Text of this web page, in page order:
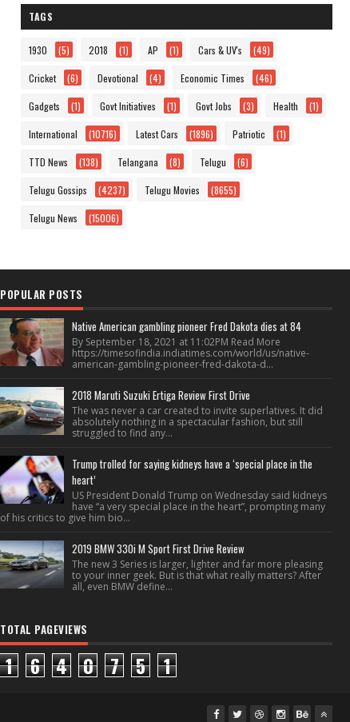
TAGS
1930 (5) 2018 (1) AP (1) Cars & UV's (49)
Cricket (6) Devotional (4) Economic Times (46)
Gadgets (1) Govt Initiatives (1) Govt Jobs (3) Health (1)
International (10716) Latest Cars (1896) Patriotic (1)
TTD News (138) Telangana (8) Telugu (6)
Telugu Gossips (4237) Telugu Movies (8655)
Telugu News (15006)
POPULAR POSTS
Native American gambling pioneer Fred Dakota dies at 84
By September 18, 2021 at 11:02PM Read More
https://timesofindia.indiatimes.com/world/us/native-
american-gambling-pioneer-fred-dakota-d...
2018 Maruti Suzuki Ertiga Review First Drive
The was never a car created to invite superlatives. It did
absolutely nothing in a spectacular fashion, but still
struggled to find any...
Trump trolled for saying kidneys have a ‘special place in the
heart’
US President Donald Trump on Wednesday said kidneys
have “a very special place in the heart”, prompting many
of his critics to give him bio...
2019 BMW 330i M Sport First Drive Review
The new 3 Series is larger, lighter and far more pleasing
to your inner geek. But is that what really matters? After
all, even BMW define...
TOTAL PAGEVIEWS
1 6 4 0 7 5 1